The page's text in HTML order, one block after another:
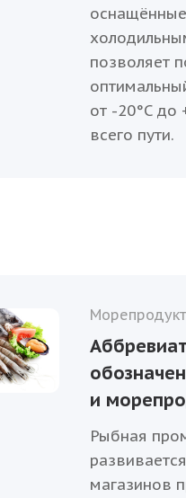
позволяет
от -20°C до
всего пути.
и
Рыбная
магазинов